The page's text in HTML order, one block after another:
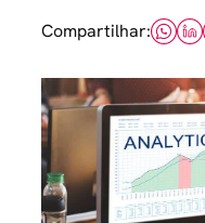
Compartilhar: